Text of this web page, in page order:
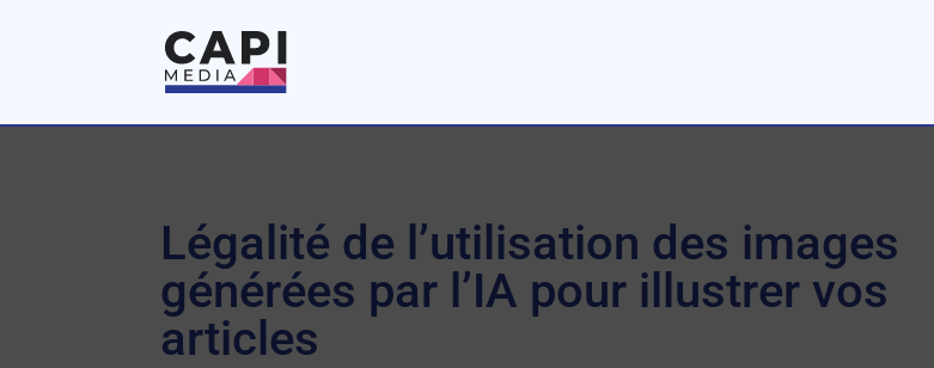
Légalité de l’utilisation des images
générées par l’IA pour illustrer vos
articles